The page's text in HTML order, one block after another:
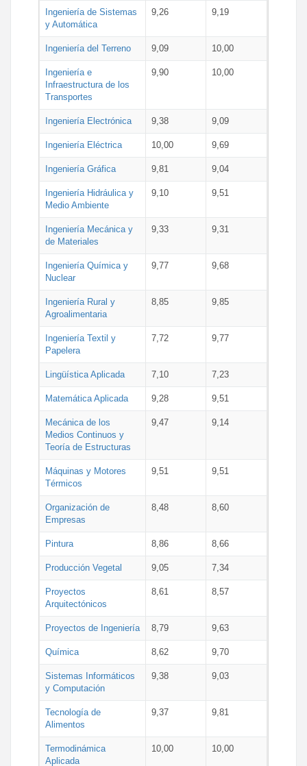
Ingeniería de Sistemas
y Automática
9,26 9,19
Ingeniería del Terreno 9,09 10,00
Ingeniería e
Infraestructura de los
Transportes
9,90 10,00
Ingeniería Electrónica 9,38 9,09
Ingeniería Eléctrica 10,00 9,69
Ingeniería Gráfica 9,81 9,04
Ingeniería Hidráulica y
Medio Ambiente
9,10 9,51
Ingeniería Mecánica y
de Materiales
9,33 9,31
Ingeniería Química y
Nuclear
9,77 9,68
Ingeniería Rural y
Agroalimentaria
8,85 9,85
Ingeniería Textil y
Papelera
7,72 9,77
Lingüística Aplicada 7,10 7,23
Matemática Aplicada 9,28 9,51
Mecánica de los
Medios Continuos y
Teoría de Estructuras
9,47 9,14
Máquinas y Motores
Térmicos
9,51 9,51
Organización de
Empresas
8,48 8,60
Pintura 8,86 8,66
Producción Vegetal 9,05 7,34
Proyectos
Arquitectónicos
8,61 8,57
Proyectos de Ingeniería 8,79 9,63
Química 8,62 9,70
Sistemas Informáticos
y Computación
9,38 9,03
Tecnología de
Alimentos
9,37 9,81
Termodinámica
Aplicada
10,00 10,00